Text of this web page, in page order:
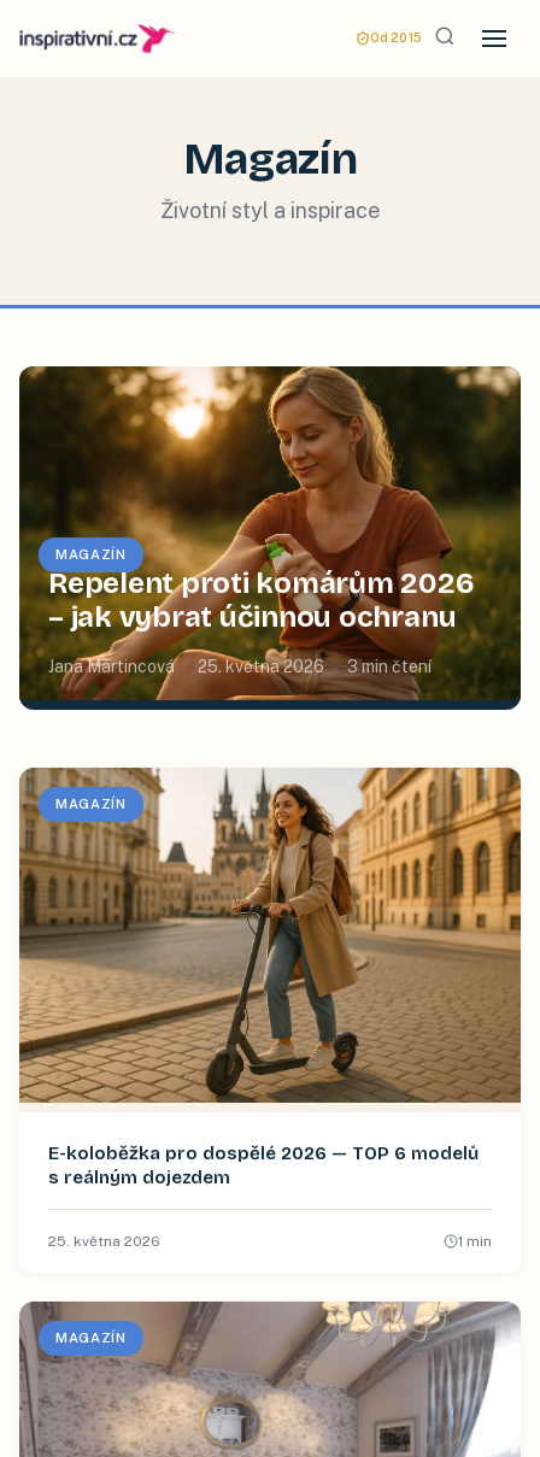
Od 2015
Magazín
Životní styl a inspirace
MAGAZÍN
Repelent proti komárům 2026
– jak vybrat účinnou ochranu
Jana Martincová 25. května 2026 3min čtení
MAGAZÍN
E-koloběžka pro dospělé 2026 — TOP 6 modelů
s reálným dojezdem
25. května 2026 1 min
MAGAZÍN